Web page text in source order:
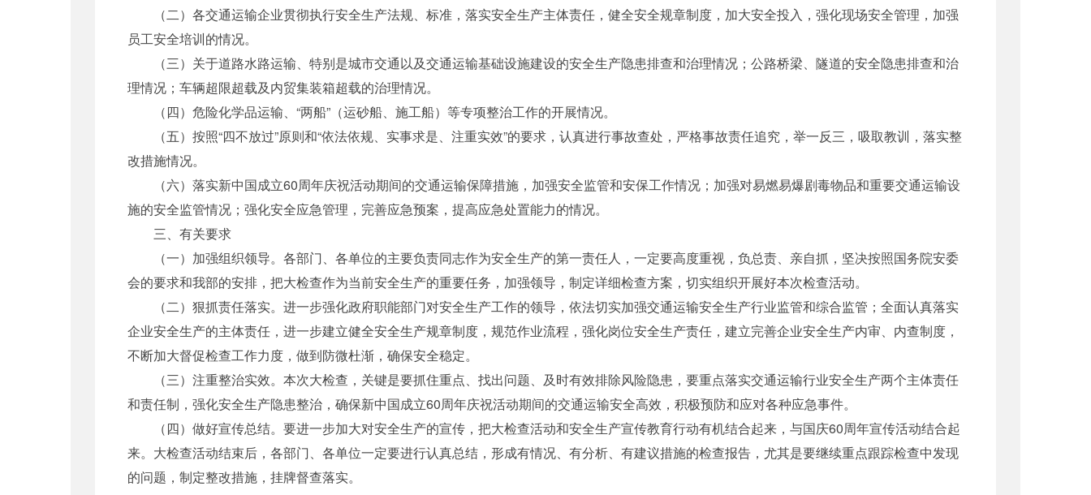
（二）各交通运输企业贯彻执行安全生产法规、标准，落实安全生产主体责任，健全安全规章制度，加大安全投入，强化现场安全管理，加强
员工安全培训的情况。
（三）关于道路水路运输、特别是城市交通以及交通运输基础设施建设的安全生产隐患排查和治理情况；公路桥梁、隧道的安全隐患排查和治
理情况；车辆超限超载及内贸集装箱超载的治理情况。
（四）危险化学品运输、“两船”（运砂船、施工船）等专项整治工作的开展情况。
（五）按照“四不放过”原则和“依法依规、实事求是、注重实效”的要求，认真进行事故查处，严格事故责任追究，举一反三，吸取教训，落实整
改措施情况。
（六）落实新中国成立60周年庆祝活动期间的交通运输保障措施，加强安全监管和安保工作情况；加强对易燃易爆剧毒物品和重要交通运输设
施的安全监管情况；强化安全应急管理，完善应急预案，提高应急处置能力的情况。
三、有关要求
（一）加强组织领导。各部门、各单位的主要负责同志作为安全生产的第一责任人，一定要高度重视，负总责、亲自抓，坚决按照国务院安委
会的要求和我部的安排，把大检查作为当前安全生产的重要任务，加强领导，制定详细检查方案，切实组织开展好本次检查活动。
（二）狠抓责任落实。进一步强化政府职能部门对安全生产工作的领导，依法切实加强交通运输安全生产行业监管和综合监管；全面认真落实
企业安全生产的主体责任，进一步建立健全安全生产规章制度，规范作业流程，强化岗位安全生产责任，建立完善企业安全生产内审、内查制度，
不断加大督促检查工作力度，做到防微杜渐，确保安全稳定。
（三）注重整治实效。本次大检查，关键是要抓住重点、找出问题、及时有效排除风险隐患，要重点落实交通运输行业安全生产两个主体责任
和责任制，强化安全生产隐患整治，确保新中国成立60周年庆祝活动期间的交通运输安全高效，积极预防和应对各种应急事件。
（四）做好宣传总结。要进一步加大对安全生产的宣传，把大检查活动和安全生产宣传教育行动有机结合起来，与国庆60周年宣传活动结合起
来。大检查活动结束后，各部门、各单位一定要进行认真总结，形成有情况、有分析、有建议措施的检查报告，尤其是要继续重点跟踪检查中发现
的问题，制定整改措施，挂牌督查落实。